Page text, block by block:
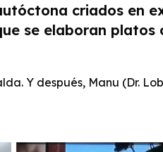
criados en
se elaboran platos
Y después, Manu (Dr.